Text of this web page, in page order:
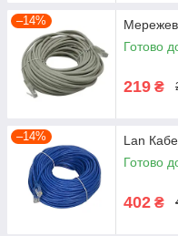
–14%
Готово
219 ₴
–14%
Lan
Готово
402 ₴